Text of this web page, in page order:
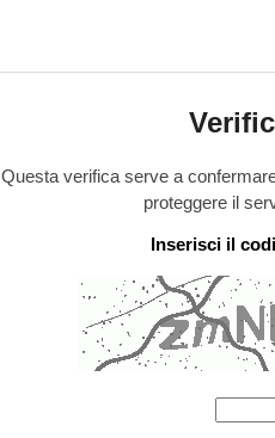
Questa verifica serve a
proteggere il
Inserisci il